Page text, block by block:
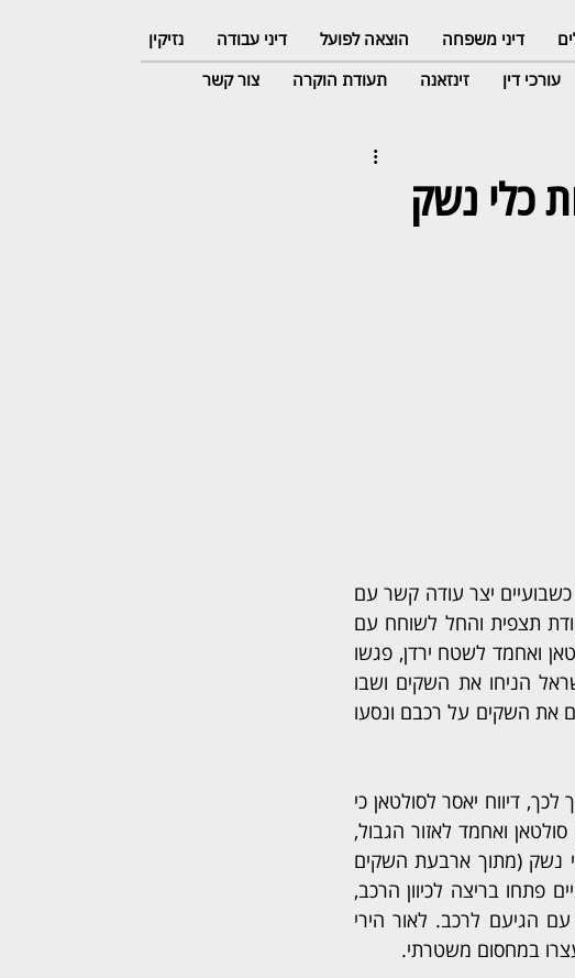
דיני משפחה הוצאה לפועל דיני עבודה
נזיקין
עורכי דין זינזאנה תעודת הוקרה צור קשר
כלי נשק
במחסום משטרתי.